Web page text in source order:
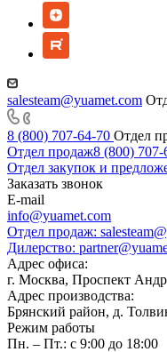
salesteam@yuamet.com
8 (800) 707-64-70 Отдел
Отдел продаж8 (800) 707-
Отдел закупок и
Заказать звонок
E-mail
info@yuamet.com
Отдел продаж:
Дилерство:
Адрес офиса:
г. Москва, Проспект
Адрес производства:
Брянский район, д.
Режим работы
Пн. – Пт.: с 9:00 до 18:00